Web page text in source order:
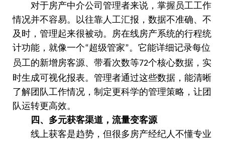
对于房产中介公司管理者来说，掌握员工工作
情况并不容易。以往靠人工汇报，数据不准确、不
及时，管理起来很被动。房在线房产系统的行程统
计功能，就像一个“超级管家”。它能详细记录每位
员工的新增房客源、带看次数等72个核心数据，实
时生成可视化报表。管理者通过这些数据，能清晰
了解团队工作情况，制定更科学的管理策略，让团
队运转更高效。
四、多元获客渠道，流量变客源
线上获客是趋势，但很多房产经纪人不懂专业